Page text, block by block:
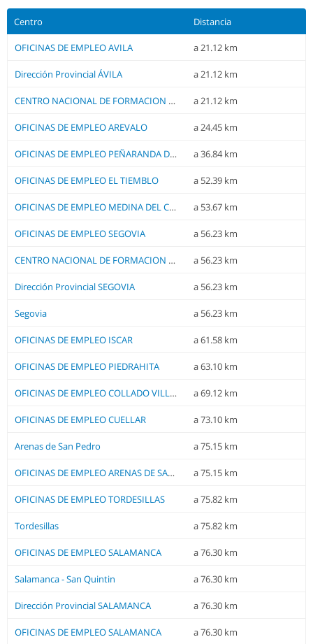
Centro Distancia
OFICINAS DE EMPLEO AVILA a 21.12 km
Dirección Provincial ÁVILA a 21.12 km
CENTRO NACIONAL DE FORMACION PROFESIONAL OCUPACIONAL AVILA a 21.12 km
OFICINAS DE EMPLEO AREVALO a 24.45 km
OFICINAS DE EMPLEO PEÑARANDA DE BRACAMONTE a 36.84 km
OFICINAS DE EMPLEO EL TIEMBLO a 52.39 km
OFICINAS DE EMPLEO MEDINA DEL CAMPO a 53.67 km
OFICINAS DE EMPLEO SEGOVIA a 56.23 km
CENTRO NACIONAL DE FORMACION PROFESIONAL OCUPACIONAL SEGOVIA a 56.23 km
Dirección Provincial SEGOVIA a 56.23 km
Segovia a 56.23 km
OFICINAS DE EMPLEO ISCAR a 61.58 km
OFICINAS DE EMPLEO PIEDRAHITA a 63.10 km
OFICINAS DE EMPLEO COLLADO VILLALBA a 69.12 km
OFICINAS DE EMPLEO CUELLAR a 73.10 km
Arenas de San Pedro a 75.15 km
OFICINAS DE EMPLEO ARENAS DE SAN PEDRO a 75.15 km
OFICINAS DE EMPLEO TORDESILLAS a 75.82 km
Tordesillas a 75.82 km
OFICINAS DE EMPLEO SALAMANCA a 76.30 km
Salamanca - San Quintin a 76.30 km
Dirección Provincial SALAMANCA a 76.30 km
OFICINAS DE EMPLEO SALAMANCA a 76.30 km